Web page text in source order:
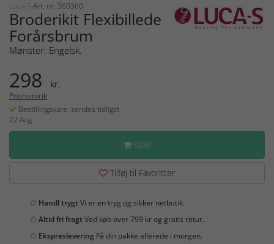
Luca-S Art. nr: 360360
Broderikit Flexibillede
Forårsbrum
Mønster: Engelsk.
298 kr.
Prishistorik
Bestillingsvare, sendes tidligst
22 Aug
KØB
Tilføj til Favoritter
Handl trygtVi er en tryg og sikker netbutik.
Altid fri fragtVed køb over 799 kr og gratis retur.
Ekspreslevering Få din pakke allerede i morgen.